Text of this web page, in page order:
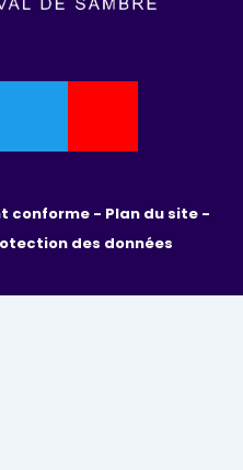
conforme -
des données